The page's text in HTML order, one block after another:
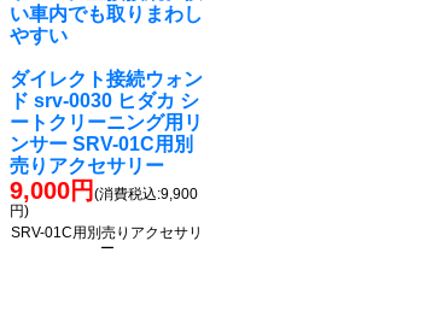
い車内でも取りまわし
やすい
ダイレクト接続ウォン
ド srv-0030 ヒダカ シ
ートクリーニング用リ
ンサー SRV-01C用別
売りアクセサリー
9,000円(消費税込:9,900
円)
SRV-01C用別売りアクセサリ
ー